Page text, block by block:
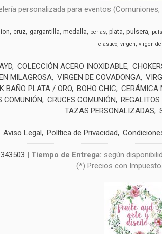
personalizada para eventos
cruz gargantilla medalla perlas plata pulsera
elastico virgen virgen-
COLECCIÓN ACERO INOXIDABLE
MILAGROSA VIRGEN DE COVADONGA
BAÑO PLATA / ORO BOHO CHIC CERÁMICA
COMUNIÓN CRUCES COMUNIÓN
TAZAS PERSONALIZADAS
Aviso Legal Política de Privacidad
| Tiempo de Entrega: según
(*) Precios con